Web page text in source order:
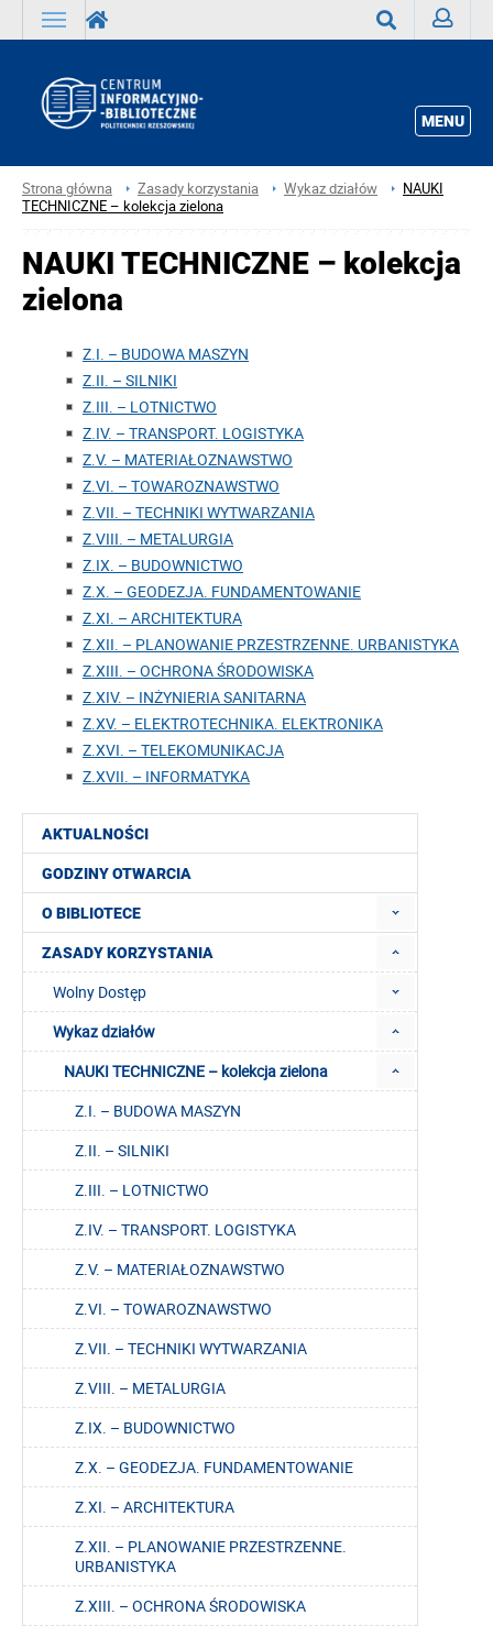
MENU
Strona główna Zasady korzystania Wykaz działów
NAUKI
TECHNICZNE – kolekcja zielona
AKTUALNOŚCI
GODZINY OTWARCIA
O BIBLIOTECE
ZASADY KORZYSTANIA
Wolny Dostęp
Wykaz działów
NAUKI TECHNICZNE – kolekcja zielona
Z.I. – BUDOWA MASZYN
Z.II. – SILNIKI
Z.III. – LOTNICTWO
Z.IV. – TRANSPORT. LOGISTYKA
Z.V. – MATERIAŁOZNAWSTWO
Z.VI. – TOWAROZNAWSTWO
Z.VII. – TECHNIKI WYTWARZANIA
Z.VIII. – METALURGIA
Z.IX. – BUDOWNICTWO
Z.X. – GEODEZJA. FUNDAMENTOWANIE
Z.XI. – ARCHITEKTURA
Z.XII. – PLANOWANIE PRZESTRZENNE.
URBANISTYKA
Z.XIII. – OCHRONA ŚRODOWISKA
NAUKI TECHNICZNE – kolekcja
zielona
Z.I. – BUDOWA MASZYN
Z.II. – SILNIKI
Z.III. – LOTNICTWO
Z.IV. – TRANSPORT. LOGISTYKA
Z.V. – MATERIAŁOZNAWSTWO
Z.VI. – TOWAROZNAWSTWO
Z.VII. – TECHNIKI WYTWARZANIA
Z.VIII. – METALURGIA
Z.IX. – BUDOWNICTWO
Z.X. – GEODEZJA. FUNDAMENTOWANIE
Z.XI. – ARCHITEKTURA
Z.XII. – PLANOWANIE PRZESTRZENNE. URBANISTYKA
Z.XIII. – OCHRONA ŚRODOWISKA
Z.XIV. – INŻYNIERIA SANITARNA
Z.XV. – ELEKTROTECHNIKA. ELEKTRONIKA
Z.XVI. – TELEKOMUNIKACJA
Z.XVII. – INFORMATYKA